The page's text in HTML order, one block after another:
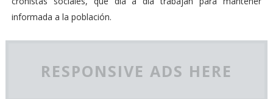
informada a la población.
RESPONSIVE ADS HERE